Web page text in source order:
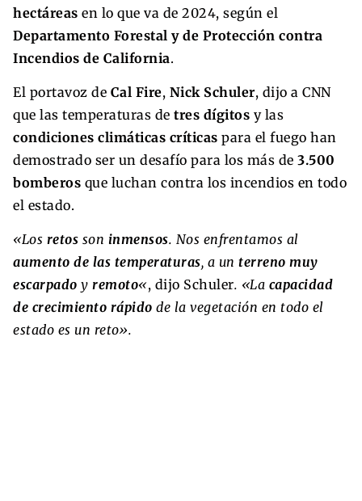
hectáreas en lo que va de 2024, según el
Departamento Forestal y de Protección contra
Incendios de California.
El portavoz de Cal Fire, Nick Schuler, dijo a CNN
que las temperaturas de tres dígitos y las
condiciones climáticas críticas para el fuego han
demostrado ser un desafío para los más de 3.500
bomberos que luchan contra los incendios en todo
el estado.
«Los retos son inmensos. Nos enfrentamos al
aumento de las temperaturas, a un terreno muy
escarpado y remoto«, dijo Schuler. «La capacidad
de crecimiento rápido de la vegetación en todo el
estado es un reto».